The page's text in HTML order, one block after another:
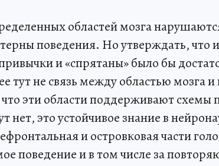
областей мозга
поведения. Но утверждать, что
и «спрятаны» было бы
не связь между областью мозга и
эти области поддерживают схемы
нет, это устойчивое знание в
и островковая части
поведение и в том числе за